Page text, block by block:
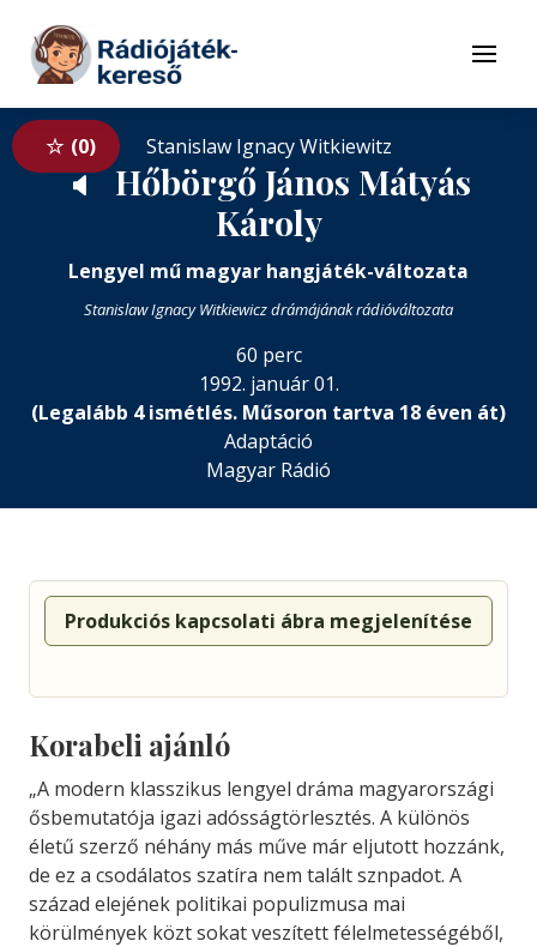
Tovább a tartalomhoz
Menü
0 Stanislaw Ignacy Witkiewitz
🔈 Hőbörgő János Mátyás
Károly
Lengyel mű magyar hangjáték-változata
Stanislaw Ignacy Witkiewicz drámájának rádióváltozata
60 perc
1992. január 01.
(Legalább 4 ismétlés. Műsoron tartva 18 éven át)
Adaptáció
Magyar Rádió
Produkciós kapcsolati ábra megjelenítése
Korabeli ajánló
„A modern klasszikus lengyel dráma magyarországi
ősbemutatója igazi adósságtörlesztés. A különös
életű szerző néhány más műve már eljutott hozzánk,
de ez a csodálatos szatíra nem talált sznpadot. A
század elejének politikai populizmusa mai
körülmények közt sokat veszített félelmetességéből,